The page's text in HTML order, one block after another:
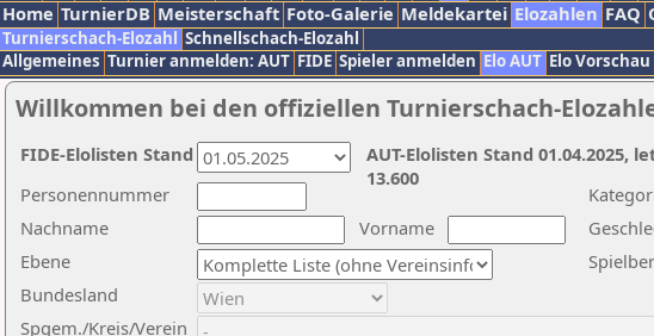
Home TurnierDB Meisterschaft Foto-Galerie Meldekartei Elozahlen FAQ
Turnierschach-Elozahl Schnellschach-Elozahl
Allgemeines Turnier anmelden: AUT FIDE Spieler anmelden Elo AUT Elo Vorschau
Willkommen bei den offiziellen Turnierschach-
Nachname
Vorname
Ebene
Personennummer
Bundesland
Spgem./Kreis/Verein
AUT-Elolisten Stand 01.04.2025,
13.600
FIDE-Elolisten Stand